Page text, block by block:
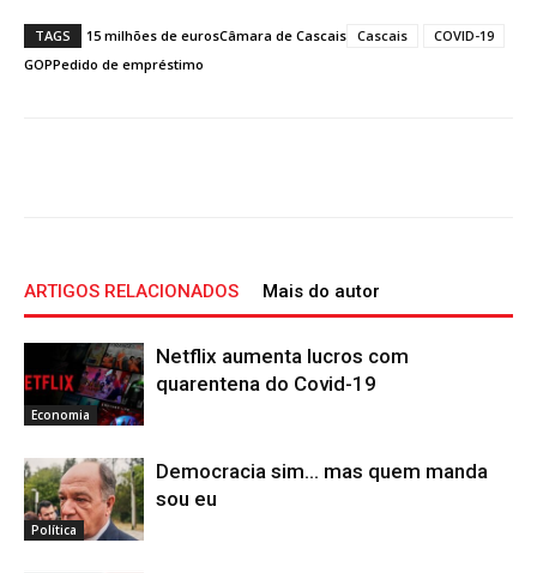
TAGS 15 milhões de eurosCâmara de Cascais Cascais
COVID-19
GOPPedido de empréstimo
ARTIGOS RELACIONADOS Mais do autor
Economia
Netflix aumenta lucros com
quarentena do Covid-19
Política
Democracia sim… mas quem manda
sou eu